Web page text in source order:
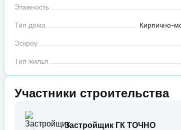
Этажность
Тип дома Кирпично-
Эскроу
Тип жилья
Участники строительства
Застройщик ГК ТОЧНО